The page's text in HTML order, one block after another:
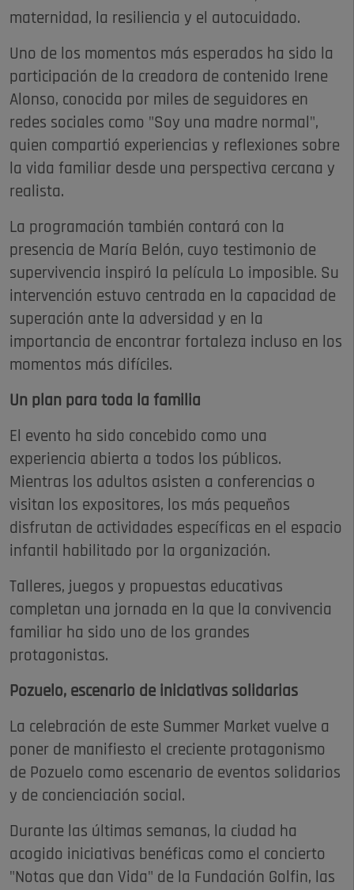
maternidad, la resiliencia y el autocuidado.
Uno de los momentos más esperados ha sido la
participación de la creadora de contenido Irene
Alonso, conocida por miles de seguidores en
redes sociales como "Soy una madre normal",
quien compartió experiencias y reflexiones sobre
la vida familiar desde una perspectiva cercana y
realista.
La programación también contará con la
presencia de María Belón, cuyo testimonio de
supervivencia inspiró la película Lo imposible. Su
intervención estuvo centrada en la capacidad de
superación ante la adversidad y en la
importancia de encontrar fortaleza incluso en los
momentos más difíciles.
Un plan para toda la familia
El evento ha sido concebido como una
experiencia abierta a todos los públicos.
Mientras los adultos asisten a conferencias o
visitan los expositores, los más pequeños
disfrutan de actividades específicas en el espacio
infantil habilitado por la organización.
Talleres, juegos y propuestas educativas
completan una jornada en la que la convivencia
familiar ha sido uno de los grandes
protagonistas.
Pozuelo, escenario de iniciativas solidarias
La celebración de este Summer Market vuelve a
poner de manifiesto el creciente protagonismo
de Pozuelo como escenario de eventos solidarios
y de concienciación social.
Durante las últimas semanas, la ciudad ha
acogido iniciativas benéficas como el concierto
"Notas que dan Vida" de la Fundación Golfin, las